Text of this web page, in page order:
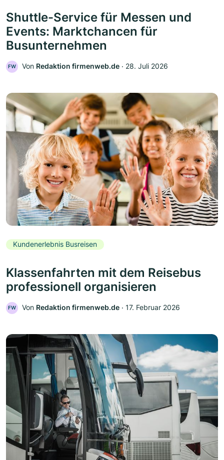
Shuttle-Service für Messen und
Events: Marktchancen für
Busunternehmen
FW Von Redaktion firmenweb.de ‧ 28. Juli 2026
Kundenerlebnis Busreisen
Klassenfahrten mit dem Reisebus
professionell organisieren
FW Von Redaktion firmenweb.de ‧ 17. Februar 2026